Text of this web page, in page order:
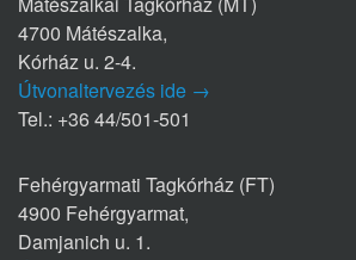
4700 Mátészalka,
Kórház u. 2-4.
Útvonaltervezés ide →
Tel.: +36 44/501-501
Fehérgyarmati Tagkórház (FT)
4900 Fehérgyarmat,
Damjanich u. 1.